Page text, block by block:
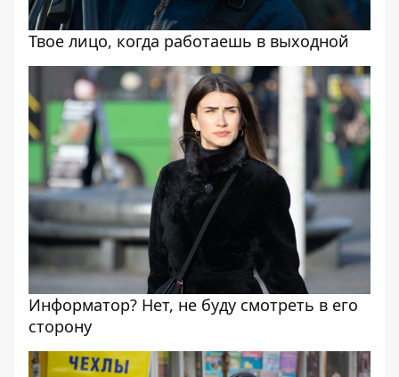
Твое лицо, когда работаешь в выходной
Информатор? Нет, не буду смотреть в его
сторону